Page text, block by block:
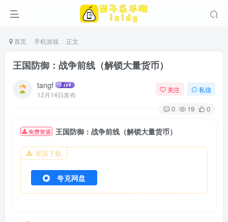
首页 手机游戏 正文
王国防御：战争前线（解锁大量货币）
tangf
12月14日发布
关注 私信
0 19 0
免费资源 王国防御：战争前线（解锁大量货币）
资源下载
夸克网盘